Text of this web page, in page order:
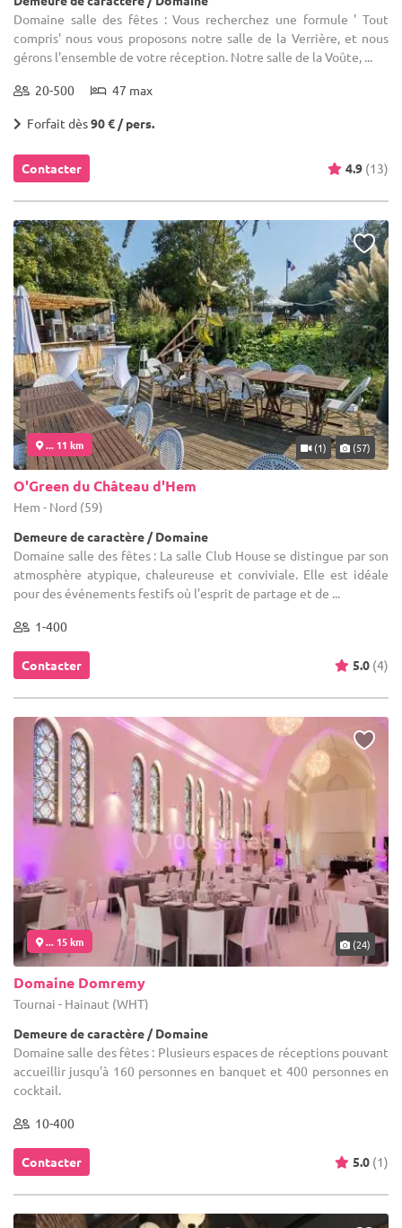
Domaine salle des fêtes : Vous recherchez une formule ' Tout
compris' nous vous proposons notre salle de la Verrière, et nous
gérons l'ensemble de votre réception. Notre salle de la Voûte, ...
20-500 47 max
Forfait dès90 € / pers.
Contacter 4.9 (13)
... 11 km (1) (57)
O'Green du Château d'Hem
Hem - Nord (59)
Demeure de caractère / Domaine
Domaine salle des fêtes : La salle Club House se distingue par son
atmosphère atypique, chaleureuse et conviviale. Elle est idéale
pour des événements festifs où l’esprit de partage et de ...
1-400
Contacter 5.0 (4)
... 15 km (24)
Domaine Domremy
Tournai - Hainaut (WHT)
Demeure de caractère / Domaine
Domaine salle des fêtes : Plusieurs espaces de réceptions pouvant
accueillir jusqu'à 160 personnes en banquet et 400 personnes en
cocktail.
10-400
Contacter 5.0 (1)